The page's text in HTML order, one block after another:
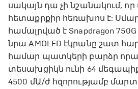
սակայն դա չի նշանակում,
հետաքրքիր հեռախոս է:
համալրված է Snapdragon
նրա AMOLED էկրանը շատ
համար պատկերի բարձր
տեսախցիկն ունի 64
4500 մԱ/ժ հզորությամբ